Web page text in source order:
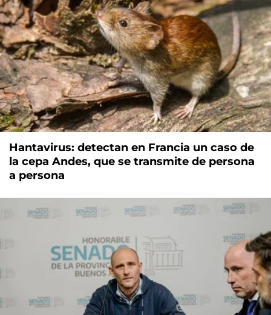
Hantavirus: detectan en Francia un caso de
la cepa Andes, que se transmite de persona
a persona